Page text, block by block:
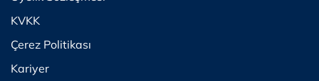
KVKK
Çerez Politikası
Kariyer